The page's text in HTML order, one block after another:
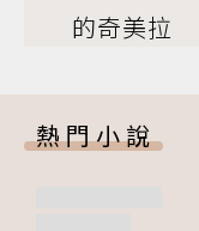
的奇美拉
熱門小說